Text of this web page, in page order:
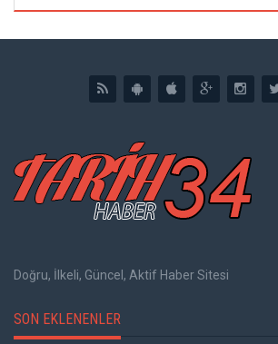
Doğru, İlkeli, Güncel, Aktif Haber Sitesi
SON EKLENENLER